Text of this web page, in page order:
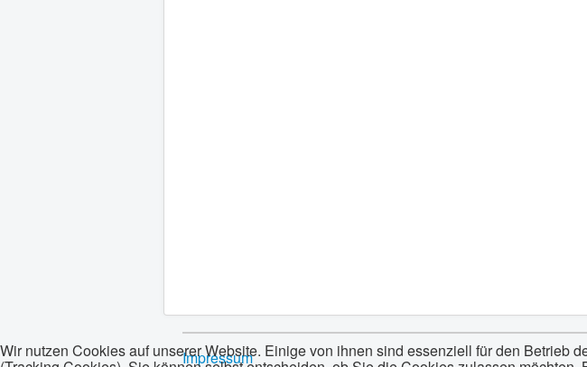
Impressum
Wir nutzen Cookies auf unserer Website. Einige von ihnen sind essenziell für den Betrieb